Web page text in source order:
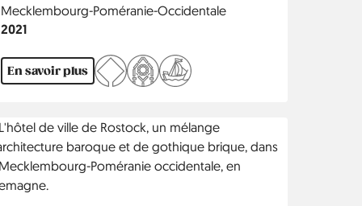
Région
Mecklembourg-Poméranie-Occidentale
Année
2021
En savoir plus